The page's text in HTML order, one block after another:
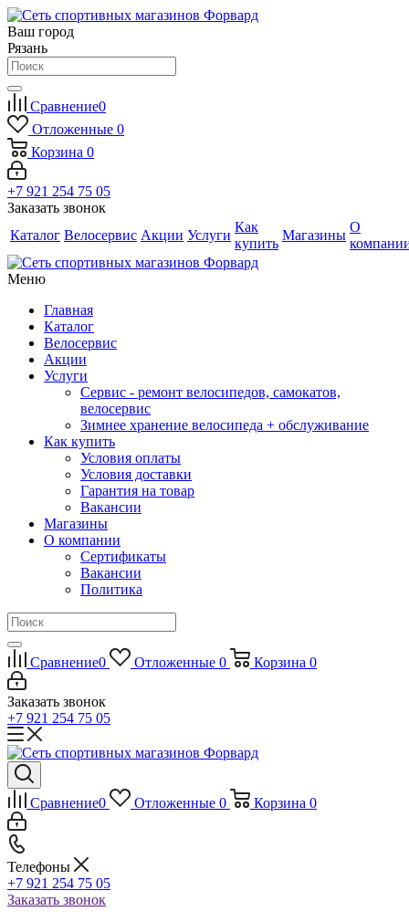
Ваш город
Рязань
Сравнение0
Отложенные 0
Корзина 0
+7 921 254 75 05
Заказать звонок
Каталог Велосервис Акции Услуги
Как
купить
Магазины
О
Меню
Главная
Каталог
Велосервис
Акции
Услуги
Сервис - ремонт велосипедов, самокатов,
велосервис
Зимнее хранение велосипеда + обслуживание
Как купить
Условия оплаты
Условия доставки
Гарантия на товар
Вакансии
Магазины
О компании
Сертификаты
Вакансии
Политика
Сравнение0 Отложенные 0 Корзина 0
Заказать звонок
+7 921 254 75 05
Сравнение0 Отложенные 0 Корзина 0
Телефоны
+7 921 254 75 05
Заказать звонок